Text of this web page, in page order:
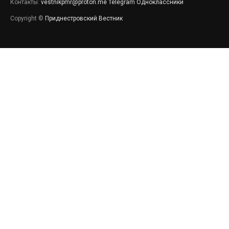
Контакты: vestnikpmr@proton.me Telegram Одноклассники
Copyright © Приднестровский Вестник